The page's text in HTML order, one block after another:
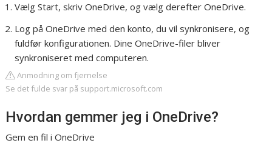
Vælg Start, skriv OneDrive, og vælg derefter OneDrive.
Log på OneDrive med den konto, du vil synkronisere, og
fuldfør konfigurationen. Dine OneDrive-filer bliver
synkroniseret med computeren.
Anmodning om fjernelse
Se det fulde svar på support.microsoft.com
Hvordan gemmer jeg i OneDrive?
Gem en fil i OneDrive